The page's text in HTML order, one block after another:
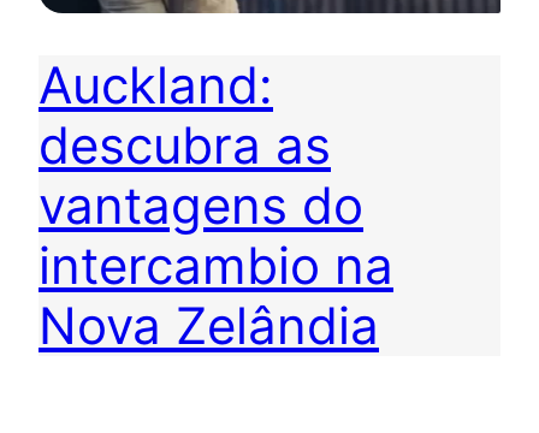
Auckland:
descubra as
vantagens do
intercambio na
Nova Zelândia